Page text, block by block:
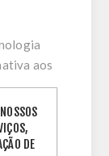
aos
absolar
DE